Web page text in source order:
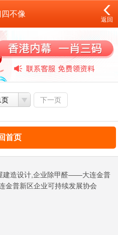
不像
返回
页 下一页
首页
建造设计,企业除甲醛——大连金普
金普新区企业可持续发展协会